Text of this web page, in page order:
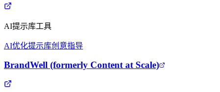
AI提示库工具
AI优化提示库创意指导
BrandWell (formerly Content at Scale)